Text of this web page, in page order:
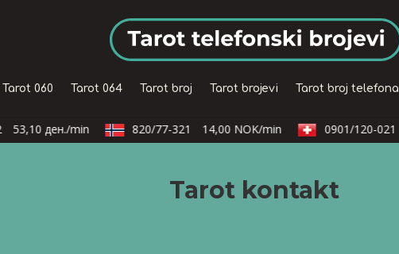
Tarot 060 Tarot 064 Tarot broj Tarot brojevi Tarot broj telefona
53,10 ден./min 820/77-321 14,00 NOK/min 0901/120-021
Tarot kontakt